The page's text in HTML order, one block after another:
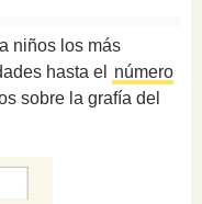
niños los más
hasta el
número
sobre la grafía del